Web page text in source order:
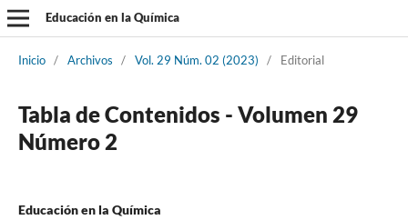
Educación en la Química
Inicio / Archivos / Vol. 29 Núm. 02 (2023) / Editorial
Tabla de Contenidos - Volumen 29
Número 2
Educación en la Química